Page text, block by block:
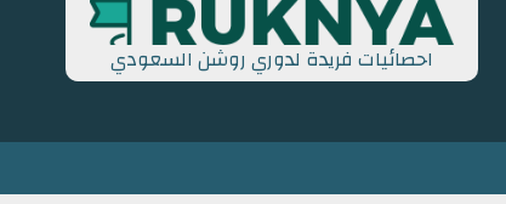
احصائيات فريدة لدوري روشن السعودي